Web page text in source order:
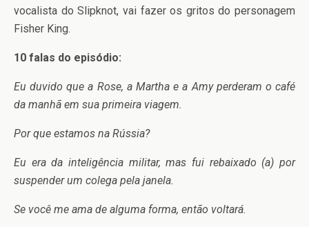
vocalista do Slipknot, vai fazer os gritos do personagem
Fisher King.
10 falas do episódio:
Eu duvido que a Rose, a Martha e a Amy perderam o café
da manhã em sua primeira viagem.
Por que estamos na Rússia?
Eu era da inteligência militar, mas fui rebaixado (a) por
suspender um colega pela janela.
Se você me ama de alguma forma, então voltará.